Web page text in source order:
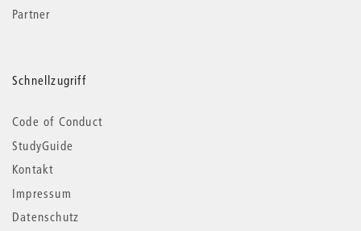
Partner
Schnellzugriff
Code of Conduct
StudyGuide
Kontakt
Impressum
Datenschutz